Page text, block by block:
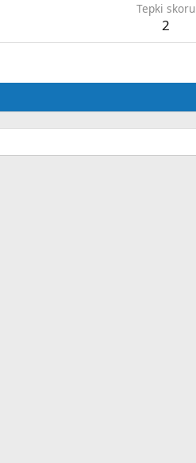
Tepki skoru
2